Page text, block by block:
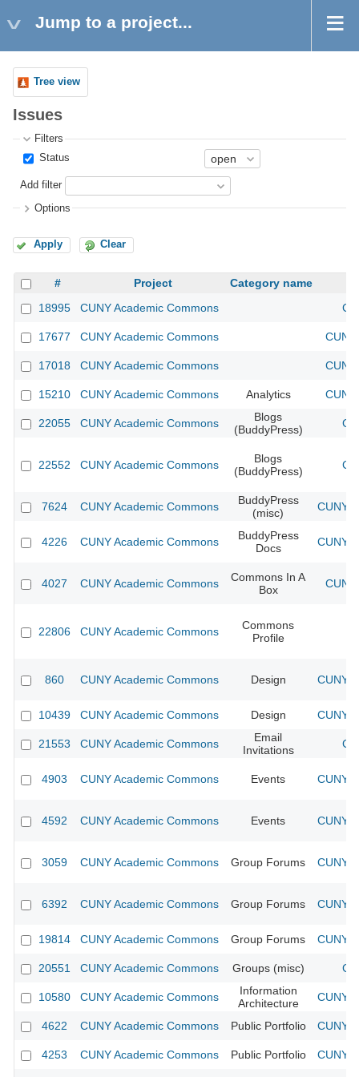
Jump to a project...
Tree view
Issues
Filters
Status
Add filter
Options
Apply Clear
# Project
Category name
18995
CUNY Academic Commons
17677 CUNY Academic Commons
17018 CUNY Academic Commons
15210 CUNY Academic Commons Analytics
22055 CUNY Academic Commons
Blogs
(BuddyPress)
22552 CUNY Academic Commons
Blogs
(BuddyPress)
7624 CUNY Academic Commons
BuddyPress
(misc)
CUNY
4226 CUNY Academic Commons
BuddyPress
Docs
CUNY
4027 CUNY Academic Commons
Commons In A
Box
22806 CUNY Academic Commons
Commons
Profile
860 CUNY Academic Commons Design CUNY
10439 CUNY Academic Commons Design CUNY
21553 CUNY Academic Commons
Email
Invitations
4903 CUNY Academic Commons Events CUNY
4592 CUNY Academic Commons Events CUNY
3059 CUNY Academic Commons Group Forums CUNY
6392 CUNY Academic Commons Group Forums CUNY
19814 CUNY Academic Commons Group Forums CUNY
20551 CUNY Academic Commons Groups (misc)
10580 CUNY Academic Commons
Information
Architecture
CUNY
4622 CUNY Academic Commons Public Portfolio CUNY
4253 CUNY Academic Commons Public Portfolio CUNY